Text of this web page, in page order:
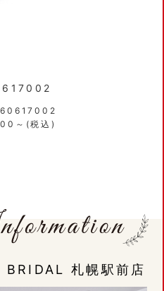
札幌駅前店